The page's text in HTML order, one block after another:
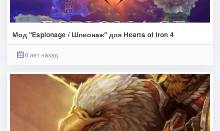
Мод "Espionage / Шпионаж" для Hearts of Iron 4
6 лет назад